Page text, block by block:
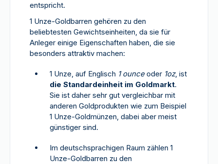
entspricht.
1 Unze-Goldbarren gehören zu den
beliebtesten Gewichtseinheiten, da sie für
Anleger einige Eigenschaften haben, die sie
besonders attraktiv machen:
1 Unze, auf Englisch 1 ounceoder 1oz, ist
die Standardeinheit im Goldmarkt.
Sie ist daher sehr gut vergleichbar mit
anderen Goldprodukten wie zum Beispiel
1 Unze-Goldmünzen, dabei aber meist
günstiger sind.
Im deutschsprachigen Raum zählen 1
Unze-Goldbarren zu den